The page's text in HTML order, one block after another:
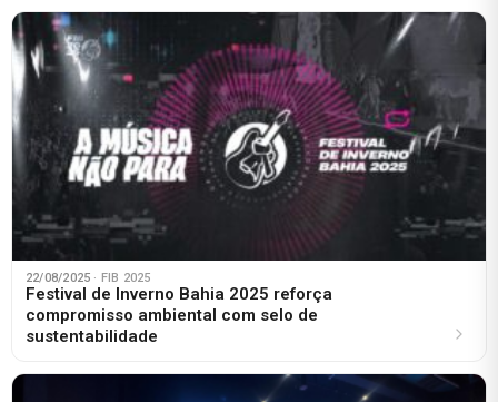
22/08/2025 · FIB 2025
Festival de Inverno Bahia 2025 reforça
compromisso ambiental com selo de
sustentabilidade